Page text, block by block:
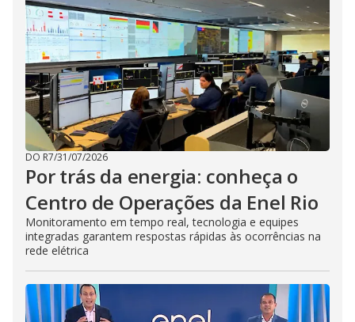
DO R7/31/07/2026
Por trás da energia: conheça o
Centro de Operações da Enel Rio
Monitoramento em tempo real, tecnologia e equipes
integradas garantem respostas rápidas às ocorrências na
rede elétrica